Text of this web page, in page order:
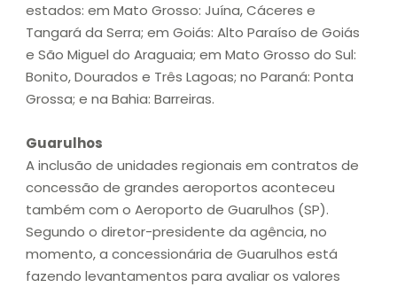
estados: em Mato Grosso: Juína, Cáceres e
Tangará da Serra; em Goiás: Alto Paraíso de Goiás
e São Miguel do Araguaia; em Mato Grosso do Sul:
Bonito, Dourados e Três Lagoas; no Paraná: Ponta
Grossa; e na Bahia: Barreiras.
Guarulhos
A inclusão de unidades regionais em contratos de
concessão de grandes aeroportos aconteceu
também com o Aeroporto de Guarulhos (SP).
Segundo o diretor-presidente da agência, no
momento, a concessionária de Guarulhos está
fazendo levantamentos para avaliar os valores